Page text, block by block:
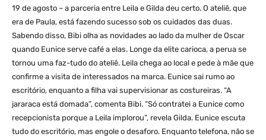
19 de agosto – a parceria entre Leila e Gilda deu certo. O ateliê, que
era de Paula, está fazendo sucesso sob os cuidados das duas.
Sabendo disso, Bibi olha as novidades ao lado da mulher de Oscar
quando Eunice serve café a elas. Longe da elite carioca, a perua se
tornou uma faz-tudo do ateliê. Leila chega ao local e pede à mãe que
confirme a visita de interessados na marca. Eunice sai rumo ao
escritório, enquanto a filha vai supervisionar as costureiras. “A
jararaca está domada”, comenta Bibi. “Só contratei a Eunice como
recepcionista porque a Leila implorou”, revela Gilda. Eunice escuta
tudo do escritório, mas engole o desaforo. Enquanto telefona, não se